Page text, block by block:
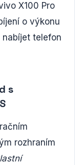
X100 Pro
o výkonu
nabíjet telefon
s
rozhraním